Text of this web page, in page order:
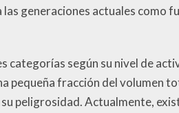
generaciones actuales como
según su nivel de
pequeña fracción del volumen
peligrosidad. Actualmente,